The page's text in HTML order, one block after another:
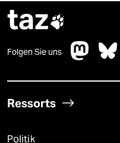
taz
Folgen Sie uns
Ressorts
Politik